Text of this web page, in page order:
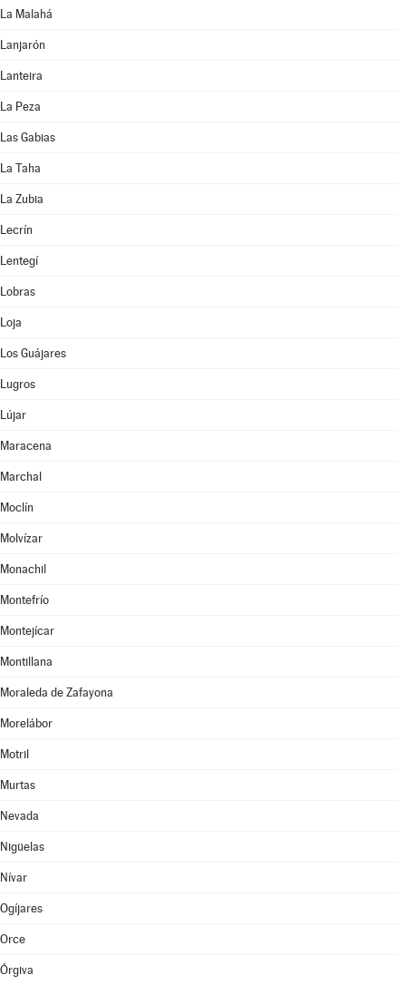
La Malahá
Lanjarón
Lanteira
La Peza
Las Gabias
La Taha
La Zubia
Lecrín
Lentegí
Lobras
Loja
Los Guájares
Lugros
Lújar
Maracena
Marchal
Moclín
Molvízar
Monachil
Montefrío
Montejícar
Montillana
Moraleda de Zafayona
Morelábor
Motril
Murtas
Nevada
Nigüelas
Nívar
Ogíjares
Orce
Órgiva